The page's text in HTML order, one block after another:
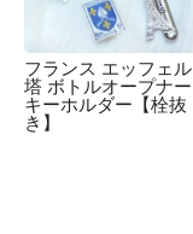
フランス エッフェル
塔 ボトルオープナー
キーホルダー【栓抜
き】